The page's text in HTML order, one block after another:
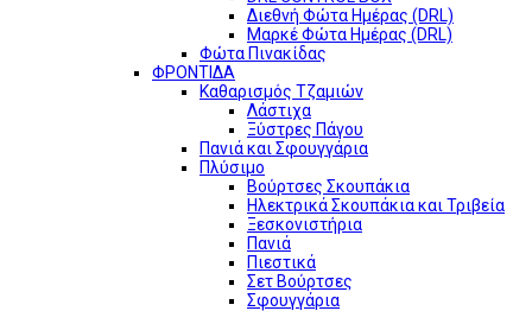
Διεθνή Φώτα Ημέρας (DRL)
Μαρκέ Φώτα Ημέρας (DRL)
Φώτα Πινακίδας
ΦΡΟΝΤΙΔΑ
Καθαρισμός Τζαμιών
Λάστιχα
Ξύστρες Πάγου
Πανιά και Σφουγγάρια
Πλύσιμο
Βούρτσες Σκουπάκια
Ηλεκτρικά Σκουπάκια και Τριβεία
Ξεσκονιστήρια
Πανιά
Πιεστικά
Σετ Βούρτσες
Σφουγγάρια